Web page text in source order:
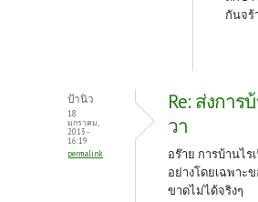
กันจร้
ป้านิว
18
มกราคม,
2013 -
16:19
permalink
Re: ส่งการ
วา
อร๊าย การบ้านไ
อย่างโดยเฉพาะ
ขาดไม่ได้จริงๆ